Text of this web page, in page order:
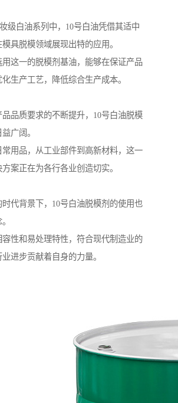
级白油系列中，10号白油凭借其适中
具脱模领域展现出特的应用。
这一的脱模剂基油，能够在保证产品
生产工艺，降低综合生产成本。
品品质要求的不断提升，10号白油脱模
广阔。
常用品，从工业部件到高新材料，这一
案正在为各行各业创造切实。
代背景下，10号白油脱模剂的使用也
性和易处理特性，符合现代制造业的
进步贡献着自身的力量。